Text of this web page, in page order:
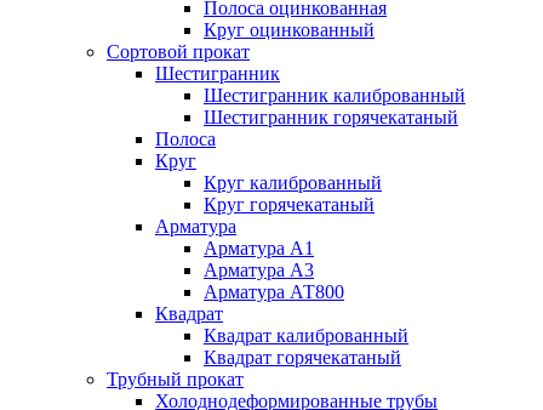
Полоса оцинкованная
Круг оцинкованный
Сортовой прокат
Шестигранник
Шестигранник калиброванный
Шестигранник горячекатаный
Полоса
Круг
Круг калиброванный
Круг горячекатаный
Арматура
Арматура А1
Арматура А3
Арматура АТ800
Квадрат
Квадрат калиброванный
Квадрат горячекатаный
Трубный прокат
Холоднодеформированные трубы